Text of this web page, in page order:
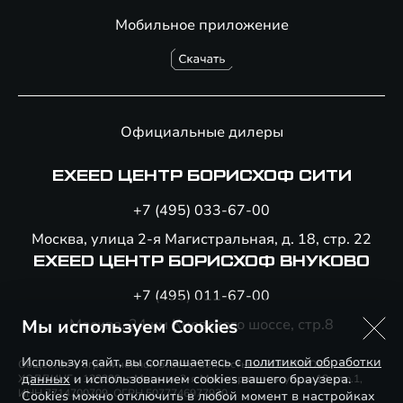
Мобильное приложение
Официальные дилеры
EXEED ЦЕНТР БОРИСХОФ СИТИ
+7 (495) 033-67-00
Москва, улица 2-я Магистральная, д. 18, стр. 22
EXEED ЦЕНТР БОРИСХОФ ВНУКОВО
+7 (495) 011-67-00
Москва, 24 км Киевского шоссе, стр.8
Общество с ограниченной ответственностью «БОРИСХОФ
ХОЛДИНГ», 123290, г. Москва, 2-я Магистральная ул., д. 18, стр.1,
ИНН 7714700709, ОГРН 5077746977930
Мы используем Cookies
Используя сайт, вы соглашаетесь сполитикой обработки
данных и использованием cookies вашего браузера.
Cookies можно отключить в любой момент в настройках